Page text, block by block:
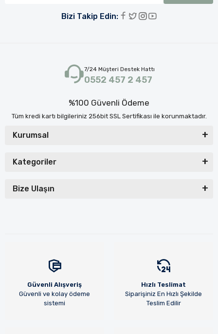
Bizi Takip Edin:
7/24 Müşteri Destek Hattı
0552 457 2 457
%100 Güvenli Ödeme
Tüm kredi kartı bilgileriniz 256bit SSL Sertifikası ile korunmaktadır.
Kurumsal
Kategoriler
Bize Ulaşın
Güvenli Alışveriş
Güvenli ve kolay ödeme
sistemi
Hızlı Teslimat
Siparişiniz En Hızlı Şekilde
Teslim Edilir